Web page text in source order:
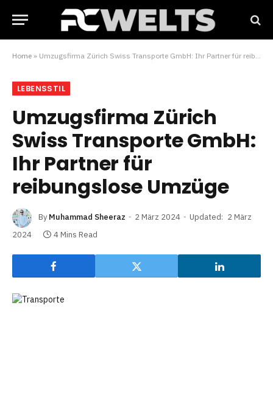
Home » Umzugsfirma Zürich Swiss Transporte GmbH: Ihr Partner für reibungslose Umzüge
LEBENSSTIL
Umzugsfirma Zürich
Swiss Transporte GmbH:
Ihr Partner für
reibungslose Umzüge
By Muhammad Sheeraz 2 März 2024 Updated: 2 März
2024
4 Mins Read